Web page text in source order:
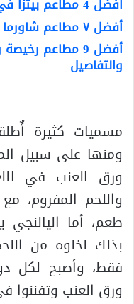
أفضل 4 مطاعم بيتزا في الرياض
أفضل ٧ مطاعم شاورما بالرياض
أفضل 9 مطاعم
والتفاصيل
مسميات كثيرة
ومنها على سبيل
ورق العنب في
واللحم المفروم،
طعم، أما
بذلك لخلوه من
فقط، وأصبح لكل
ورق العنب وتفننوا